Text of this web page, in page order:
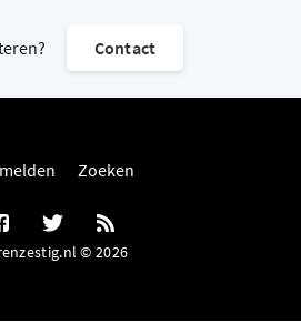
Contact
Zoeken
© 2026